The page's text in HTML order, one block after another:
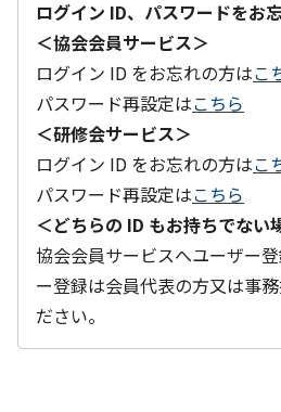
ログイン ID、パスワードをお
＜協会会員サービス＞
ログイン ID をお忘れの方はこ
パスワード再設定はこちら
＜研修会サービス＞
ログイン ID をお忘れの方はこ
パスワード再設定はこちら
＜どちらの ID もお持ちでない
協会会員サービスへユーザー
ー登録は会員代表の方又は事
ださい。